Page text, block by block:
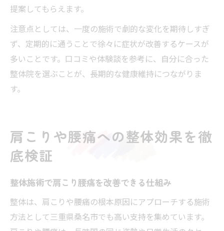
提案してもらえます。
注意点としては、一度の施術で劇的な変化を期待しすぎ
ず、定期的に通うことで徐々に症状が改善するケースが
多いことです。口コミや体験談を参考に、自分に合った
整体院を選ぶことが、長期的な健康維持につながりま
す。
肩こりや腰痛への整体効果を徹
底検証
整体施術で肩こり腰痛を改善できる仕組み
整体は、肩こりや腰痛の根本原因にアプローチする施術
方法として三重県桑名市でも高い支持を集めています。